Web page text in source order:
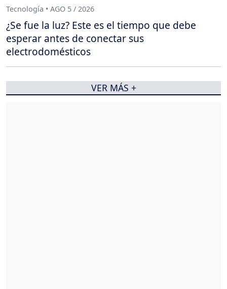
Tecnología • AGO 5 / 2026
¿Se fue la luz? Este es el tiempo que debe
esperar antes de conectar sus
electrodomésticos
VER MÁS +